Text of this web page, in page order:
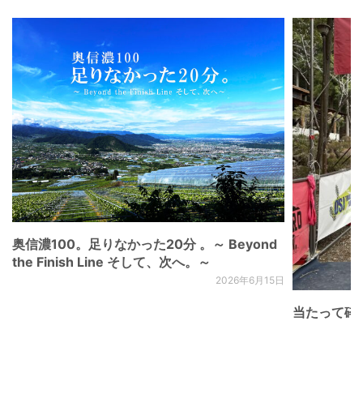
奥信濃100。足りなかった20分 。～ Beyond
the Finish Line そして、次へ。～
2026年6月15日
当たって砕